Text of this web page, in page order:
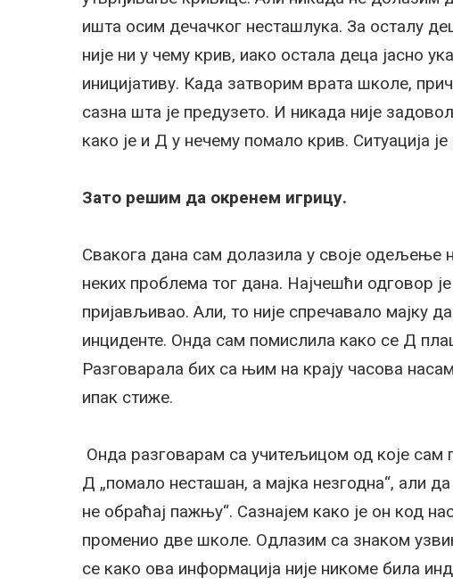
ишта осим дечачког несташлука. За осталу
није ни у чему крив, иако остала деца јасно
иницијативу. Када затворим врата школе,
сазна шта је предузето. И никада није
како је и Д у нечему помало крив. Ситуација
Зато решим да окренем игрицу.
Свакога дана сам долазила у своје одељење
неких проблема тог дана. Најчешћи одговор
пријављивао. Али, то није спречавало мајку
инциденте. Онда сам помислила како се Д
Разговарала бих са њим на крају часова
ипак стиже.
Онда разговарам са учитељицом од које сам
Д „помало несташан, а мајка незгодна“, али
не обраћај пажњу“. Сазнајем како је он код
променио две школе. Одлазим са знаком
се како ова информација није никоме била